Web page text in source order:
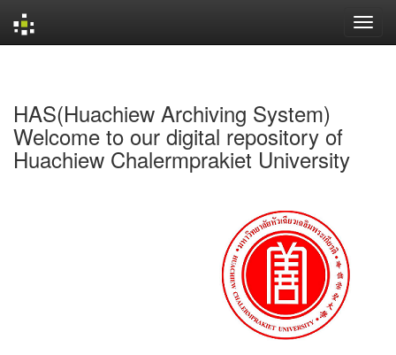
HAS(Huachiew Archiving System)
Welcome to our digital repository of
Huachiew Chalermprakiet University